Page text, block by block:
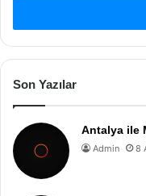
Son Yazılar
Antalya ile
Admin 8